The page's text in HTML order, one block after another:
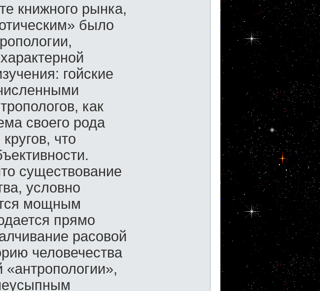
книжного рынка,
было
гойские
как
своего рода
что
существование
условно
мощным
прямо
расовой
человечества